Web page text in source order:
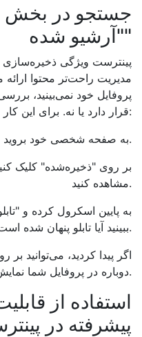
"آرشیو شده"
پینترست ویژگی ذخیره‌سازی
مدیریت راحت‌تر محتوا
پروفایل خود نمی‌بینید،
قرار دارد یا نه. برای این کار:
به صفحه شخصی خود بروید.
بر روی "ذخیره‌شده" کلیک
مشاهده کنید.
به پایین اسکرول کرده و
ببینید آیا تابلو پنهان شده است یا خیر.
اگر پیدا کردید، می‌توانید بر
دوباره در پروفایل شما نمایش داده شود.
پیشرفته در